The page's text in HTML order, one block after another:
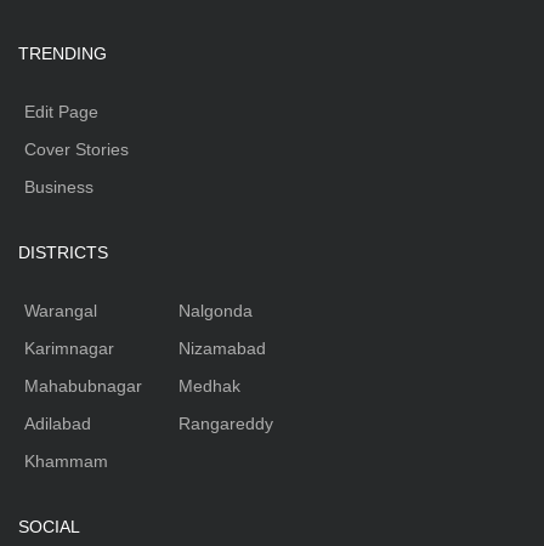
TRENDING
Edit Page
Cover Stories
Business
DISTRICTS
Warangal
Karimnagar
Mahabubnagar
Adilabad
Khammam
Nalgonda
Nizamabad
Medhak
Rangareddy
SOCIAL